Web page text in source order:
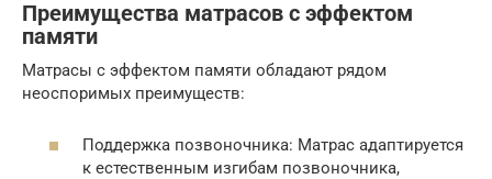
Преимущества матрасов с эффектом
памяти
Матрасы с эффектом памяти обладают рядом
неоспоримых преимуществ:
Поддержка позвоночника: Матрас адаптируется
к естественным изгибам позвоночника,